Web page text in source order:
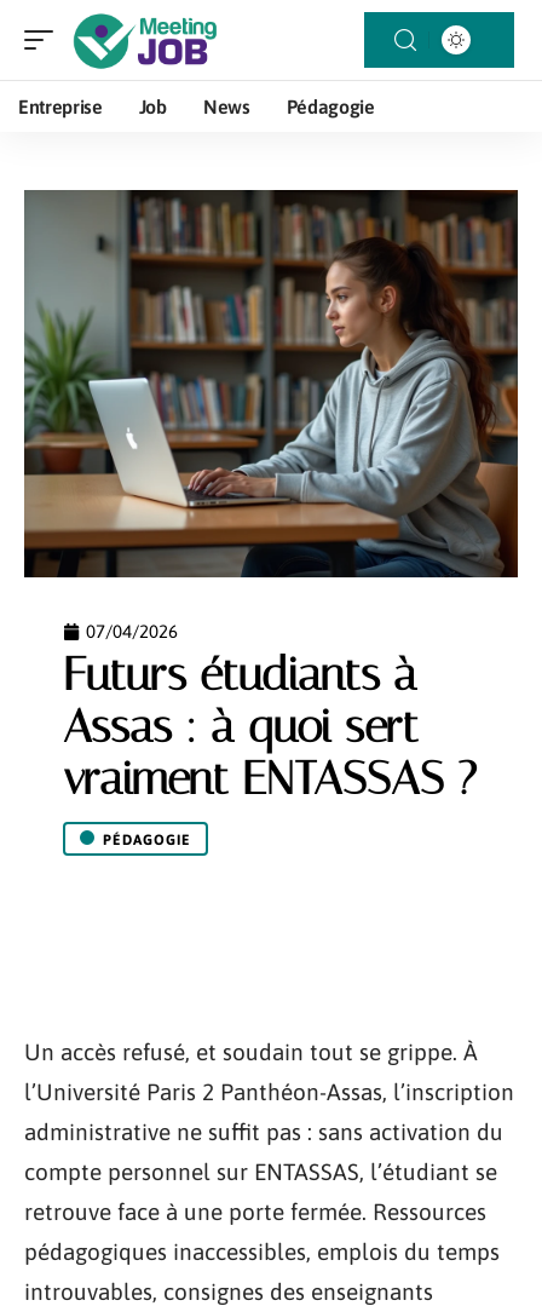
Entreprise Job News Pédagogie
07/04/2026
Futurs étudiants à
Assas : à quoi sert
vraiment ENTASSAS ?
PÉDAGOGIE
Un accès refusé, et soudain tout se grippe. À
l’Université Paris 2 Panthéon-Assas, l’inscription
administrative ne suffit pas : sans activation du
compte personnel sur ENTASSAS, l’étudiant se
retrouve face à une porte fermée. Ressources
pédagogiques inaccessibles, emplois du temps
introuvables, consignes des enseignants